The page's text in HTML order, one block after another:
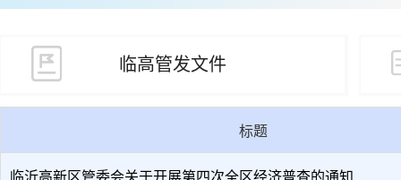
临高管发文件
标题